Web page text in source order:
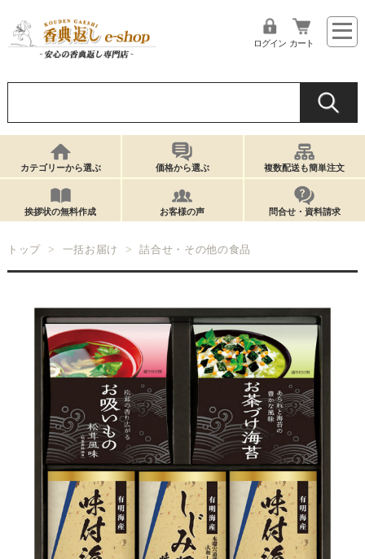
ログイン カート
カテゴリーから選ぶ 価格から選ぶ 複数配送も簡単注文
挨拶状の無料作成 お客様の声 問合せ・資料請求
トップ 一括お届け 詰合せ・その他の食品